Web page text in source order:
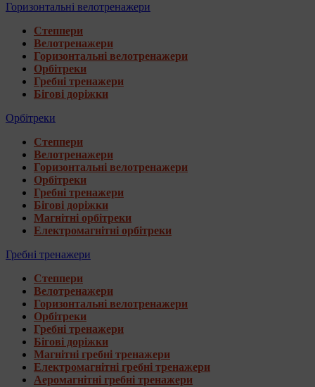
Горизонтальні велотренажери
Степпери
Велотренажери
Горизонтальні велотренажери
Орбітреки
Гребні тренажери
Бігові доріжки
Орбітреки
Степпери
Велотренажери
Горизонтальні велотренажери
Орбітреки
Гребні тренажери
Бігові доріжки
Магнітні орбітреки
Електромагнітні орбітреки
Гребні тренажери
Степпери
Велотренажери
Горизонтальні велотренажери
Орбітреки
Гребні тренажери
Бігові доріжки
Магнітні гребні тренажери
Електромагнітні гребні тренажери
Аеромагнітні гребні тренажери